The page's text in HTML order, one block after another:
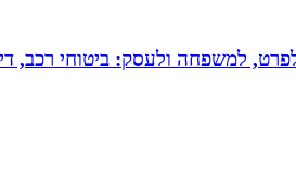
למשפחה ולעסק: ביטוחי רכב,